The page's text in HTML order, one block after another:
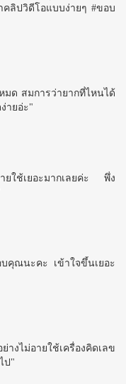
ลิปวิดีโอแบบง่ายๆ #ขอบ
มด สมการว่ายากที่ไหนได้
ายอ่ะ"
ใช้เยอะมากเลยค่ะ พึ่ง
คุณนะคะ เข้าใจขึ้นเยอะ
งไม่อายใช้เครื่องคิดเลข
ป"